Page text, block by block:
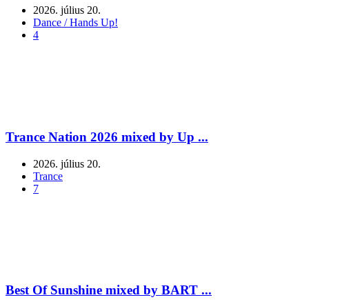
2026. július 20.
Dance / Hands Up!
4
Trance Nation 2026 mixed by Up ...
2026. július 20.
Trance
7
Best Of Sunshine mixed by BART ...